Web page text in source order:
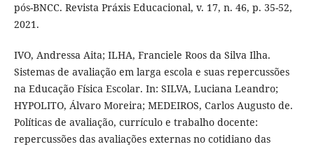
pós-BNCC. Revista Práxis Educacional, v. 17, n. 46, p. 35-52,
2021.
IVO, Andressa Aita; ILHA, Franciele Roos da Silva Ilha.
Sistemas de avaliação em larga escola e suas repercussões
na Educação Física Escolar. In: SILVA, Luciana Leandro;
HYPOLITO, Álvaro Moreira; MEDEIROS, Carlos Augusto de.
Políticas de avaliação, currículo e trabalho docente:
repercussões das avaliações externas no cotidiano das